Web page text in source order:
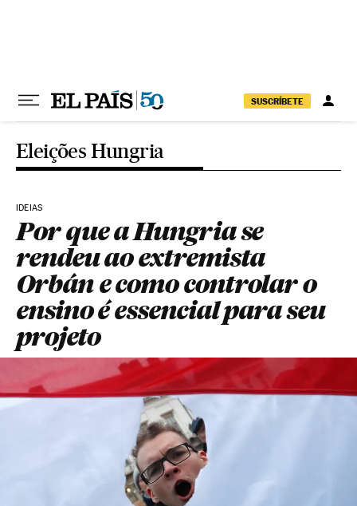
SUSCRÍBETE
Eleições Hungria
IDEIAS
Por que a Hungria se
rendeu ao extremista
Orbán e como controlar o
ensino é essencial para seu
projeto